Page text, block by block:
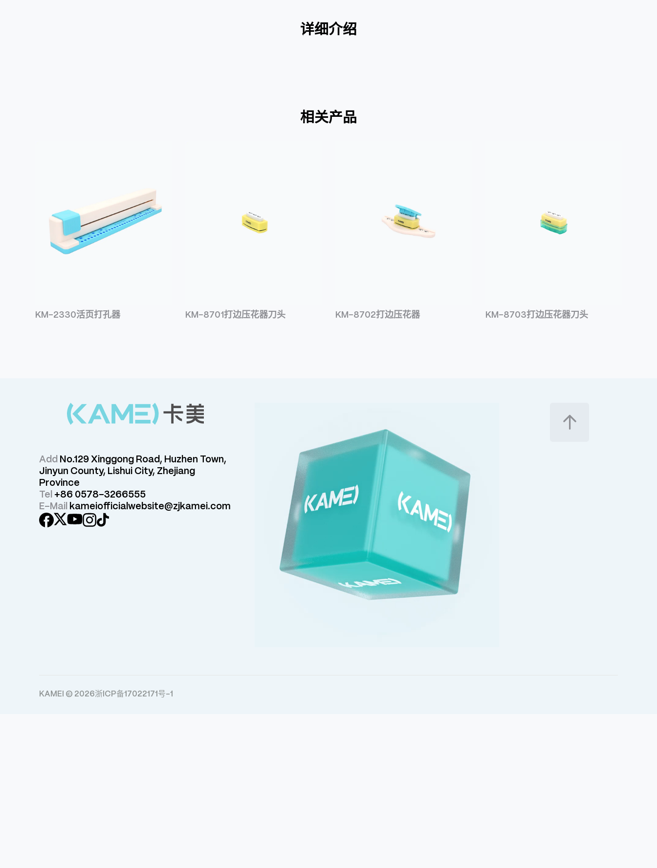
详细介绍
相关产品
KM-2330活页打孔器 KM-8701打边压花器刀头 KM-8702打边压花器 KM-8703打边压花器刀头
Add No.129 Xinggong Road, Huzhen Town,
Jinyun County, Lishui City, Zhejiang
Province
Tel +86 0578-3266555
E-Mail
kameiofficialwebsite@zjkamei.com
KAMEI © 2026浙ICP备17022171号-1